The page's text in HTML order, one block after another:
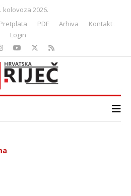
kolovoza 2026.
Pretplata PDF Arhiva
Kontakt
Login